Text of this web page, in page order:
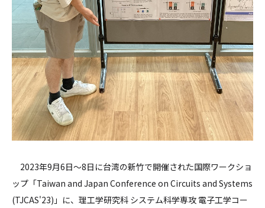
2023年9月6日～8日に台湾の新竹で開催された国際ワークショ
ップ「Taiwan and Japan Conference on Circuits and Systems
(TJCAS'23)」に、理工学研究科 システム科学専攻 電子工学コー